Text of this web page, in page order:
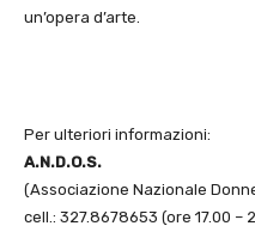
un’opera d’arte.
Per ulteriori informazioni:
A.N.D.O.S.
(Associazione Nazionale
cell.: 327.8678653 (ore 17.00 –